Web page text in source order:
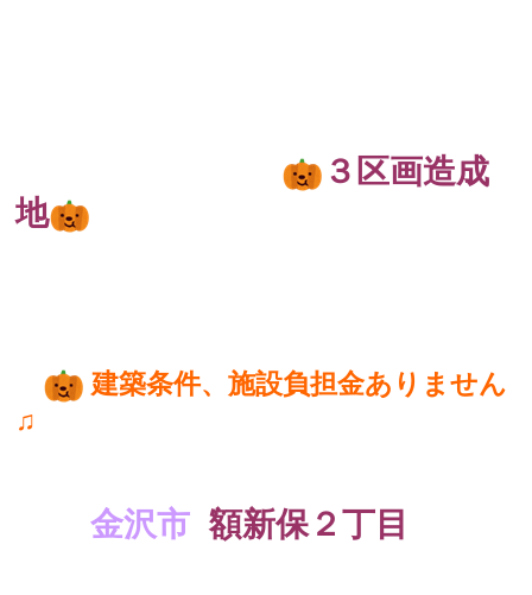
３区画造成
地
建築条件、施設負担金ありません
♫
金沢市額新保２丁目